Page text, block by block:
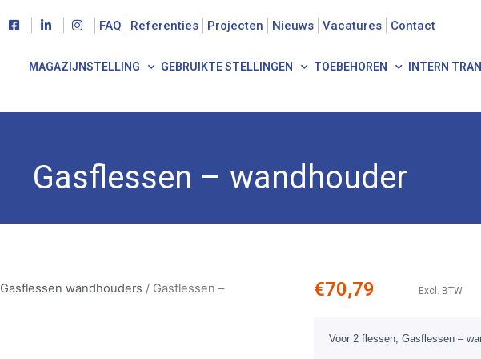
FAQ Referenties Projecten Nieuws Vacatures Contact
MAGAZIJNSTELLING GEBRUIKTE STELLINGEN TOEBEHOREN INTERN
Gasflessen – wandhouder
Gasflessen wandhouders / Gasflessen –
€70,79 Excl. BTW
Voor 2 flessen, Gasflessen –